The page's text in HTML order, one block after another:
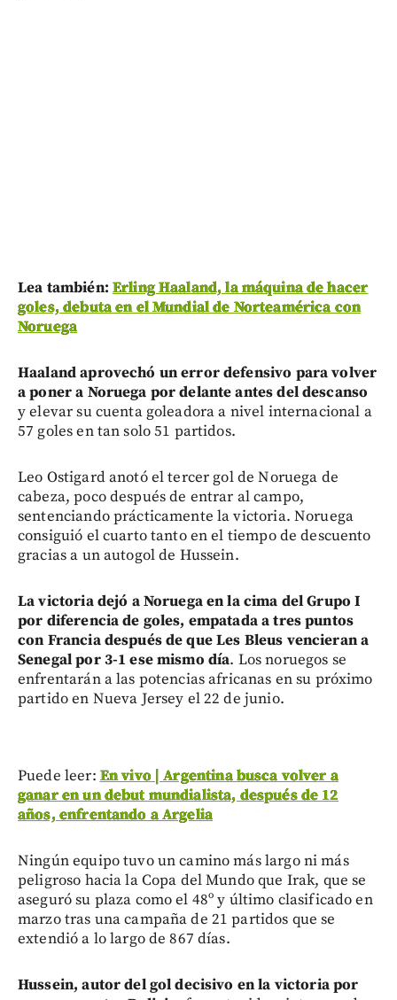
Lea también: Erling Haaland, la máquina de hacer
goles, debuta en el Mundial de Norteamérica con
Noruega
Haaland aprovechó un error defensivo para volver
a poner a Noruega por delante antes del descanso
y elevar su cuenta goleadora a nivel internacional a
57 goles en tan solo 51 partidos.
Leo Ostigard anotó el tercer gol de Noruega de
cabeza, poco después de entrar al campo,
sentenciando prácticamente la victoria. Noruega
consiguió el cuarto tanto en el tiempo de descuento
gracias a un autogol de Hussein.
La victoria dejó a Noruega en la cima del Grupo I
por diferencia de goles, empatada a tres puntos
con Francia después de que Les Bleus vencieran a
Senegal por 3-1 ese mismo día. Los noruegos se
enfrentarán a las potencias africanas en su próximo
partido en Nueva Jersey el 22 de junio.
Puede leer: En vivo | Argentina busca volver a
ganar en un debut mundialista, después de 12
años, enfrentando a Argelia
Ningún equipo tuvo un camino más largo ni más
peligroso hacia la Copa del Mundo que Irak, que se
aseguró su plaza como el 48º y último clasificado en
marzo tras una campaña de 21 partidos que se
extendió a lo largo de 867 días.
Hussein, autor del gol decisivo en la victoria por